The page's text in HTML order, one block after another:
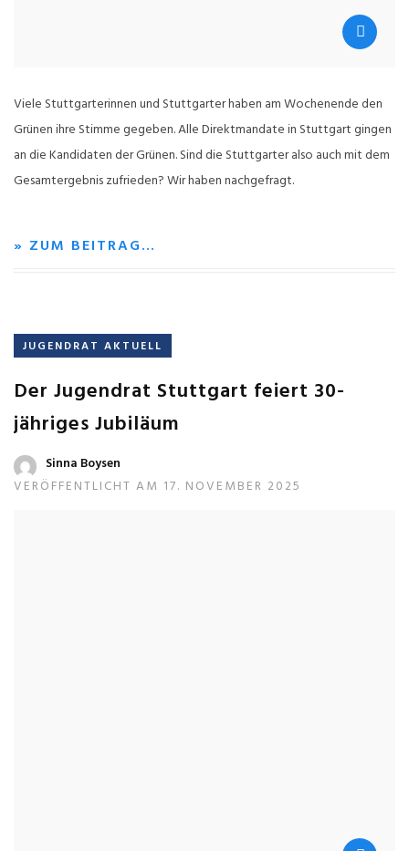
Viele Stuttgarterinnen und Stuttgarter haben am Wochenende den
Grünen ihre Stimme gegeben. Alle Direktmandate in Stuttgart gingen
an die Kandidaten der Grünen. Sind die Stuttgarter also auch mit dem
Gesamtergebnis zufrieden? Wir haben nachgefragt.
» ZUM BEITRAG…
JUGENDRAT AKTUELL
Der Jugendrat Stuttgart feiert 30-
jähriges Jubiläum
Sinna Boysen
VERÖFFENTLICHT AM 17. NOVEMBER 2025